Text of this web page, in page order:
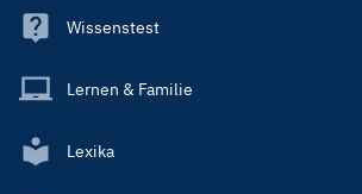
Wissenstest
Lernen & Familie
Lexika